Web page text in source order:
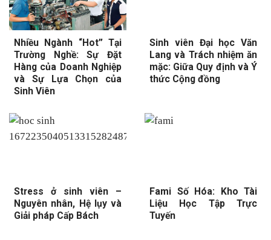
Nhiều Ngành “Hot” Tại
Trường Nghề: Sự Đặt
Hàng của Doanh Nghiệp
và Sự Lựa Chọn của
Sinh Viên
Sinh viên Đại học Văn
Lang và Trách nhiệm ăn
mặc: Giữa Quy định và Ý
thức Cộng đồng
Stress ở sinh viên –
Nguyên nhân, Hệ lụy và
Giải pháp Cấp Bách
Fami Số Hóa: Kho Tài
Liệu Học Tập Trực
Tuyến